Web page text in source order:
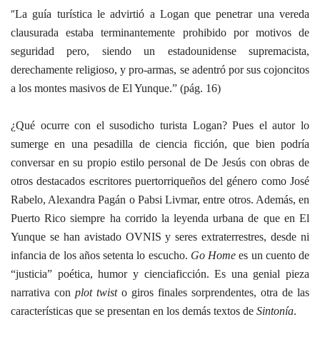
“La guía turística le advirtió a Logan que penetrar una vereda
clausurada estaba terminantemente prohibido por motivos de
seguridad pero, siendo un estadounidense supremacista,
derechamente religioso, y pro-armas, se adentró por sus cojoncitos
a los montes masivos de El Yunque.” (pág. 16)
¿Qué ocurre con el susodicho turista Logan? Pues el autor lo
sumerge en una pesadilla de ciencia ficción, que bien podría
conversar en su propio estilo personal de De Jesús con obras de
otros destacados escritores puertorriqueños del género como José
Rabelo, Alexandra Pagán o Pabsi Livmar, entre otros. Además, en
Puerto Rico siempre ha corrido la leyenda urbana de que en El
Yunque se han avistado OVNIS y seres extraterrestres, desde ni
infancia de los años setenta lo escucho. Go Homees un cuento de
“justicia” poética, humor y cienciaficción. Es una genial pieza
narrativa con plot twist o giros finales sorprendentes, otra de las
características que se presentan en los demás textos de Sintonía.